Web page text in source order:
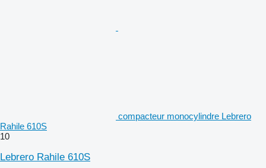
compacteur monocylindre Lebrero
Rahile 610S
10
Lebrero Rahile 610S